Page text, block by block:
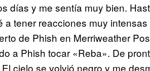
días y me sentía muy bien.
a tener reacciones muy
de Phish en Merriweather
a Phish tocar «Reba». De
cielo se volvió negro y me